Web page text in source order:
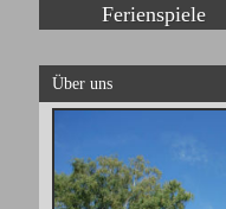
Ferienspiele
Über uns